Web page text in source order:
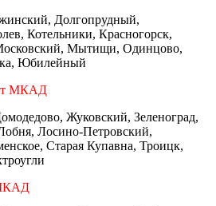
Долгопрудный,
Котельники, Красногорск,
Мытищи, Одинцово,
Юбилейный
МКАД
Жуковский, Зеленоград,
Лосино-Петровский,
Старая Купавна, Троицк,